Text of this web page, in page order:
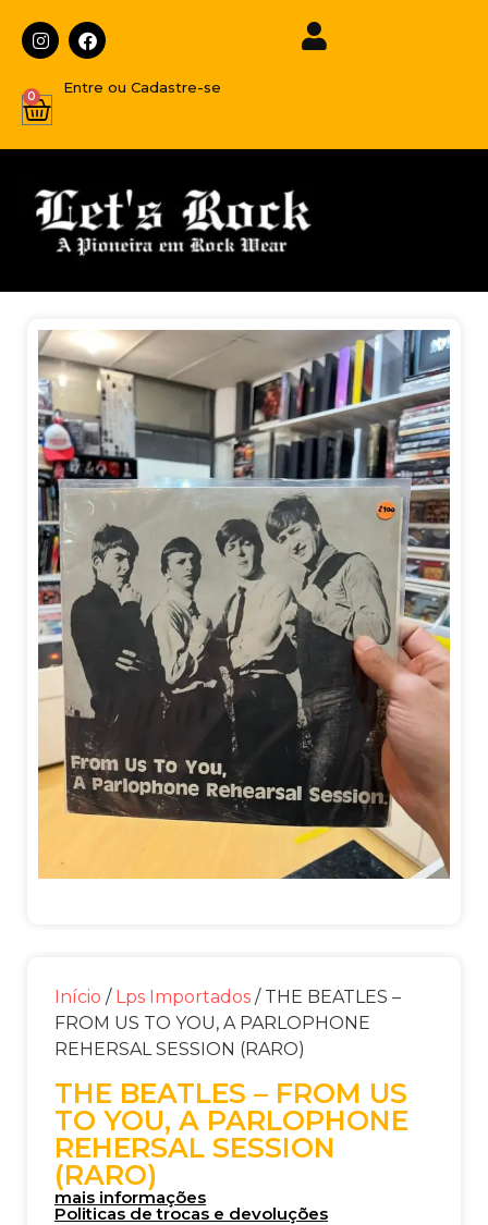
Entre ou Cadastre-se
0
Início / Lps Importados / THE BEATLES –
FROM US TO YOU, A PARLOPHONE
REHERSAL SESSION (RARO)
THE BEATLES – FROM US
TO YOU, A PARLOPHONE
REHERSAL SESSION
(RARO)
mais informações
Politicas de trocas e devoluções